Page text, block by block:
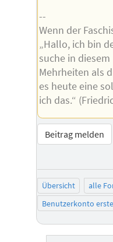
--
Wenn der
„Hallo, ich bin
suche in
Mehrheiten als
es heute eine
ich das.“
Beitrag melden
Übersicht alle
Benutzerkonto